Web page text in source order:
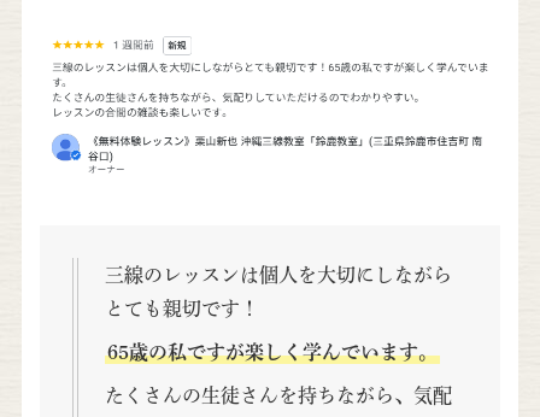
三線のレッスンは個人を大切にしながら
とても親切です！
65歳の私ですが楽しく学んでいます。
たくさんの生徒さんを持ちながら、気配